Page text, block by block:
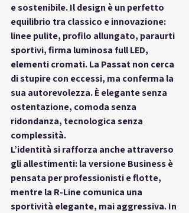
e sostenibile. Il design è un perfetto
equilibrio tra classico e innovazione:
linee pulite, profilo allungato, paraurti
sportivi, firma luminosa full LED,
elementi cromati. La Passat non cerca
di stupire con eccessi, ma conferma la
sua autorevolezza. È elegante senza
ostentazione, comoda senza
ridondanza, tecnologica senza
complessità.
L’identità si rafforza anche attraverso
gli allestimenti: la versione Business è
pensata per professionisti e flotte,
mentre la R-Line comunica una
sportività elegante, mai aggressiva. In